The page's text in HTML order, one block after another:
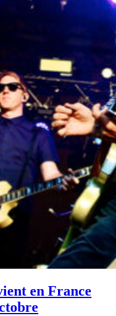
en France